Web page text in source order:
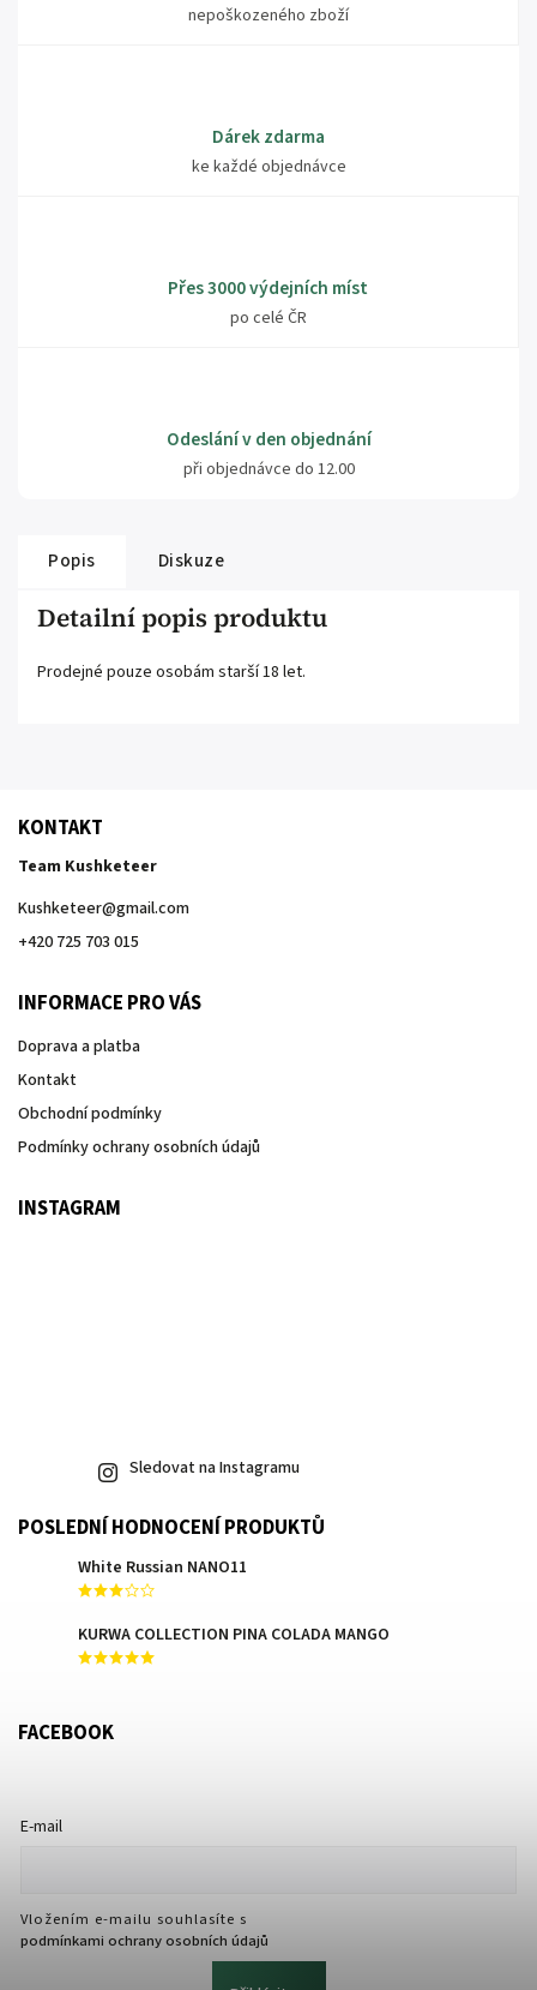
nepoškozeného zboží
Dárek zdarma
ke každé objednávce
Přes 3000 výdejních míst
po celé ČR
Odeslání v den objednání
při objednávce do 12.00
Popis Diskuze
Detailní popis produktu
Prodejné pouze osobám starší 18 let.
KONTAKT
Team Kushketeer
Kushketeer@gmail.com
+420 725 703 015
INFORMACE PRO VÁS
Doprava a platba
Kontakt
Obchodní podmínky
Podmínky ochrany osobních údajů
INSTAGRAM
Sledovat na Instagramu
POSLEDNÍ HODNOCENÍ PRODUKTŮ
White Russian NANO11
KURWA COLLECTION PINA COLADA MANGO
FACEBOOK
E-mail
Vložením e-mailu souhlasíte s
podmínkami ochrany osobních údajů